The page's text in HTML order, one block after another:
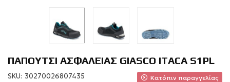
ΠΑΠΟΥΤΣΙ ΑΣΦΑΛΕΙΑΣ GIASCO ITACA S1PL
SKU: 30270026807435 Κατόπιν παραγγελίας